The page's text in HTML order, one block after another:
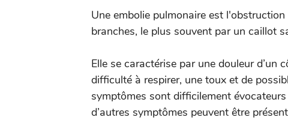
Une embolie pulmonaire est l'obstruction
branches, le plus souvent par un caillot
Elle se caractérise par une douleur d’un
difficulté à respirer, une toux et de
symptômes sont difficilement
d’autres symptômes peuvent être